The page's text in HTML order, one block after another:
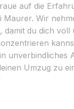
auf die
Wir
damit du dich voll
unverbindliches
Umzug zu